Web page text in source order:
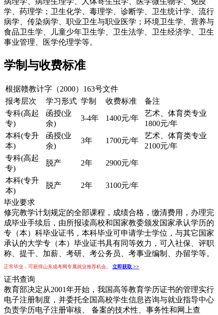
学、药理学；卫生化学、毒理学、诊断学、卫生统计学、流行
病学、传染病学、职业卫生与职业医学；环境卫生学、营养与
食品卫生学、儿童少年卫生学、卫生法学、卫生经济学、卫生
事业管理、医学伦理学等。
学制与收费标准
根据赣教计字（2000）163号文件
报考层次
学习形式 学制 收费标准
备注
专科(高起
专)
函授(业
余)
3-4年 1400元/年
艺术、体育类专业
1800元/年
本科(专升
本)
函授(业
余)
3年 1700元/年
艺术、体育类专业
2100元/年
专科(高起
专)
脱产 2年 2900元/年
本科(专升
本)
脱产 2年 3100元/年
毕业要求
修完教学计划规定的全部课程，成绩合格，缴清费用，办理完
成毕业手续后，由所报读高校和国家教委颁发国家承认学历的
专（本）科毕业证书，本科毕业可申请学士学位，与其它国家
承认的大学专（本）毕业证书具有同等效力，可入社保、评职
称、提干、加薪、考研、考公务员、考事业编制、办留学等。
正常毕业，可获得山东成考网专属就业推荐机会。 立即获取 >>
证书查询
教育部决定从2001年开始，我国高等教育学历证书的管理实行
电子注册制度，并委托全国高校学生信息咨询与就业指导中心
负责学历电子注册审核、 备案的技术性、事务性和网上查